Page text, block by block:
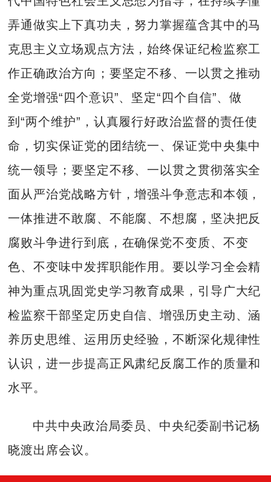
弄通做实上下真功夫，努力掌握蕴含其中的马
克思主义立场观点方法，始终保证纪检监察工
作正确政治方向；要坚定不移、一以贯之推动
全党增强“四个意识”、坚定“四个自信”、做
到“两个维护”，认真履行好政治监督的责任使
命，切实保证党的团结统一、保证党中央集中
统一领导；要坚定不移、一以贯之贯彻落实全
面从严治党战略方针，增强斗争意志和本领，
一体推进不敢腐、不能腐、不想腐，坚决把反
腐败斗争进行到底，在确保党不变质、不变
色、不变味中发挥职能作用。要以学习全会精
神为重点巩固党史学习教育成果，引导广大纪
检监察干部坚定历史自信、增强历史主动、涵
养历史思维、运用历史经验，不断深化规律性
认识，进一步提高正风肃纪反腐工作的质量和
水平。
中共中央政治局委员、中央纪委副书记杨
晓渡出席会议。